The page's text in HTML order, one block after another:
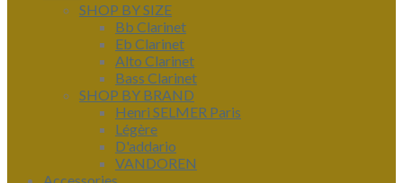
SHOP BY SIZE
Bb Clarinet
Eb Clarinet
Alto Clarinet
Bass Clarinet
SHOP BY BRAND
Henri SELMER Paris
Légère
D'addario
VANDOREN